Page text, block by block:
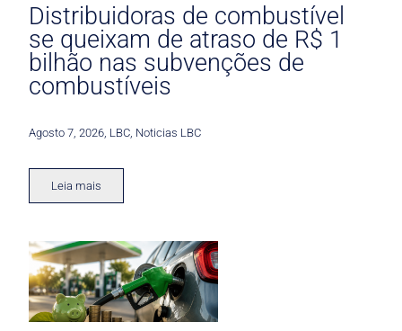
Distribuidoras de combustível
se queixam de atraso de R$ 1
bilhão nas subvenções de
combustíveis
Agosto 7, 2026 LBC Noticias LBC
Leia mais